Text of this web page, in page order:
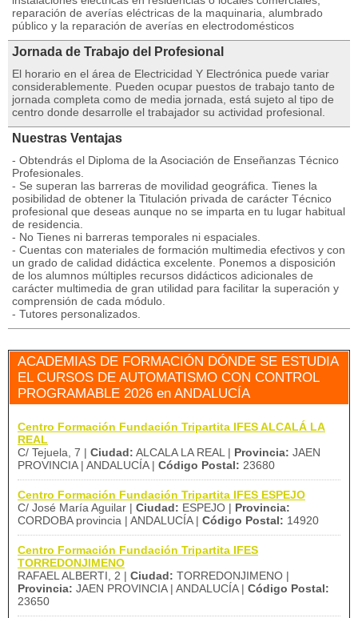
reparación de averías eléctricas de la maquinaria, alumbrado
público y la reparación de averías en electrodomésticos
Jornada de Trabajo del Profesional
El horario en el área de Electricidad Y Electrónica puede variar
considerablemente. Pueden ocupar puestos de trabajo tanto de
jornada completa como de media jornada, está sujeto al tipo de
centro donde desarrolle el trabajador su actividad profesional.
Nuestras Ventajas
- Obtendrás el Diploma de la Asociación de Enseñanzas Técnico
Profesionales.
- Se superan las barreras de movilidad geográfica. Tienes la
posibilidad de obtener la Titulación privada de carácter Técnico
profesional que deseas aunque no se imparta en tu lugar habitual
de residencia.
- No Tienes ni barreras temporales ni espaciales.
- Cuentas con materiales de formación multimedia efectivos y con
un grado de calidad didáctica excelente. Ponemos a disposición
de los alumnos múltiples recursos didácticos adicionales de
carácter multimedia de gran utilidad para facilitar la superación y
comprensión de cada módulo.
- Tutores personalizados.
ACADEMIAS DE FORMACIÓN DÓNDE SE ESTUDIA
EL CURSOS DE AUTOMATISMO CON CONTROL
PROGRAMABLE 2026 en ANDALUCÍA
Centro Formación Fundación Tripartita IFES ALCALÁ LA
REAL
C/ Tejuela, 7 | Ciudad: ALCALA LA REAL | Provincia: JAEN
PROVINCIA | ANDALUCÍA | Código Postal: 23680
Centro Formación Fundación Tripartita IFES ESPEJO
C/ José María Aguilar | Ciudad: ESPEJO | Provincia:
CORDOBA provincia | ANDALUCÍA | Código Postal: 14920
Centro Formación Fundación Tripartita IFES
TORREDONJIMENO
RAFAEL ALBERTI, 2 | Ciudad: TORREDONJIMENO |
Provincia: JAEN PROVINCIA | ANDALUCÍA | Código Postal:
23650